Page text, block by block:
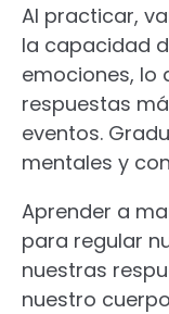
Al practicar,
la capacidad
emociones, lo
respuestas
eventos.
mentales y
Aprender a
para regular
nuestras
nuestro